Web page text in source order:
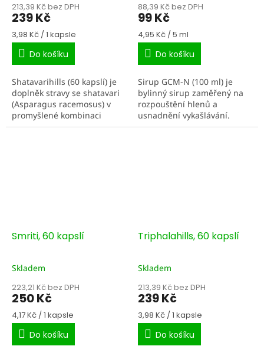
213,39 Kč bez DPH
239 Kč
Měrná
cena:
3,98 Kč / 1 kapsle
Do košíku
Shatavarihills (60 kapslí) je
doplněk stravy se shatavari
(Asparagus racemosus) v
promyšlené kombinaci
extraktu a sušeného prášku
88,39 Kč bez DPH
99 Kč
Měrná
cena:
4,95 Kč / 5 ml
Do košíku
Sirup GCM-N (100 ml) je
bylinný sirup zaměřený na
rozpouštění hlenů a
usnadnění vykašlávání.
Chuťově příjemná receptura
Smriti, 60 kapslí
Skladem
223,21 Kč bez DPH
250 Kč
Měrná
cena:
4,17 Kč / 1 kapsle
Do košíku
Triphalahills, 60 kapslí
Skladem
213,39 Kč bez DPH
239 Kč
Měrná
cena:
3,98 Kč / 1 kapsle
Do košíku